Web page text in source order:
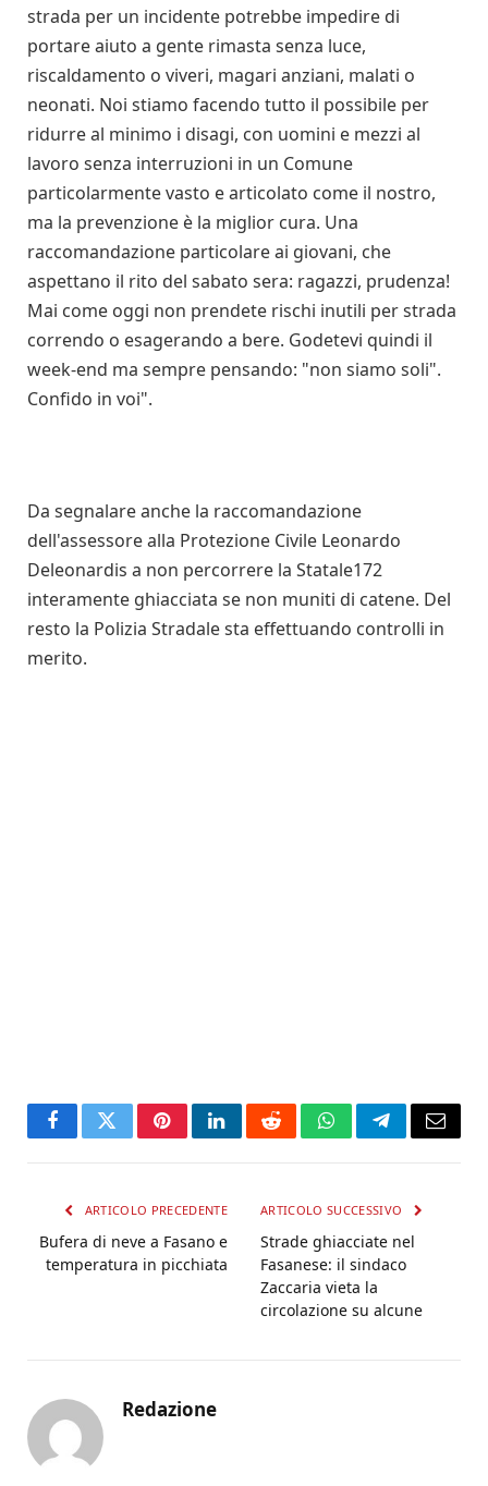
strada per un incidente potrebbe impedire di
portare aiuto a gente rimasta senza luce,
riscaldamento o viveri, magari anziani, malati o
neonati. Noi stiamo facendo tutto il possibile per
ridurre al minimo i disagi, con uomini e mezzi al
lavoro senza interruzioni in un Comune
particolarmente vasto e articolato come il nostro,
ma la prevenzione è la miglior cura. Una
raccomandazione particolare ai giovani, che
aspettano il rito del sabato sera: ragazzi, prudenza!
Mai come oggi non prendete rischi inutili per strada
correndo o esagerando a bere. Godetevi quindi il
week-end ma sempre pensando: "non siamo soli".
Confido in voi".
Da segnalare anche la raccomandazione
dell'assessore alla Protezione Civile Leonardo
Deleonardis a non percorrere la Statale172
interamente ghiacciata se non muniti di catene. Del
resto la Polizia Stradale sta effettuando controlli in
merito.
FacebookTwitterPinterestLinkedInRedditWhatsAppTelegramEmail
ARTICOLO PRECEDENTE
Bufera di neve a Fasano e
temperatura in picchiata
ARTICOLO SUCCESSIVO
Strade ghiacciate nel
Fasanese: il sindaco
Zaccaria vieta la
circolazione su alcune
Redazione